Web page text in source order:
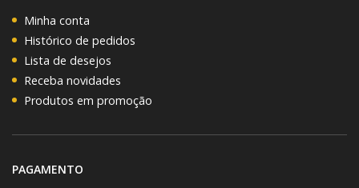
Minha conta
Histórico de pedidos
Lista de desejos
Receba novidades
Produtos em promoção
PAGAMENTO